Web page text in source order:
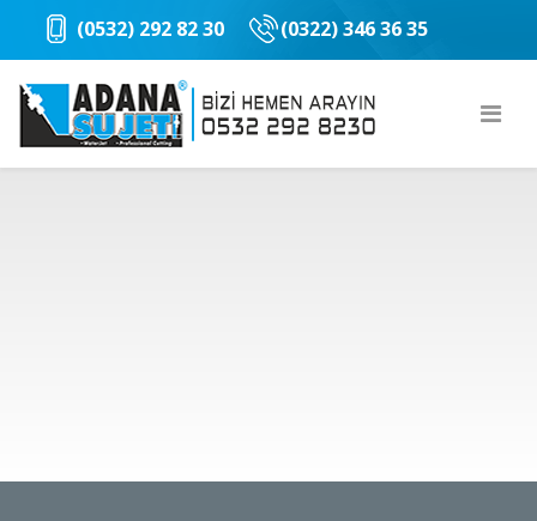
(0532) 292 82 30 (0322) 346 36 35